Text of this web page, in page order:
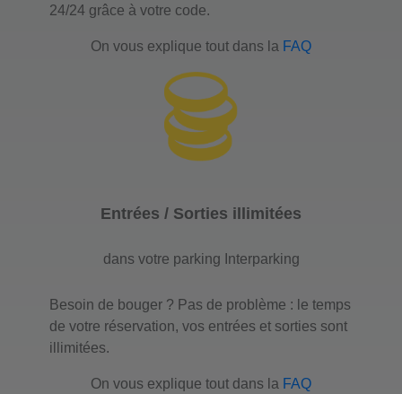
Hauteur maximale : 2,20
François 1er
75008 Paris
Hauteur maximale : 1.9
J'y vais
24/24 grâce à votre code.
On vous explique tout dans la FAQ
Entrées / Sorties illimitées
dans votre parking Interparking
Besoin de bouger ? Pas de problème : le temps
de votre réservation, vos entrées et sorties sont
illimitées.
On vous explique tout dans la FAQ